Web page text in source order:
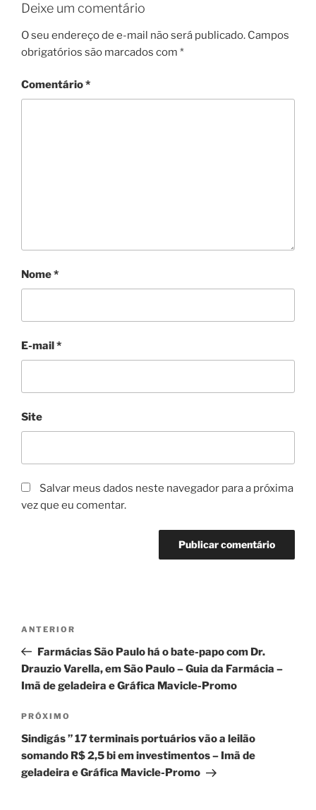
Deixe um comentário
O seu endereço de e-mail não será publicado. Campos
obrigatórios são marcados com *
Comentário*
Nome*
E-mail*
Site
Salvar meus dados neste navegador para a próxima
vez que eu comentar.
Post
Post
anterior
ANTERIOR
Farmácias São Paulo há o bate-papo com Dr.
Drauzio Varella, em São Paulo – Guia da Farmácia –
Imã de geladeira e Gráfica Mavicle-Promo
Próximo
post
PRÓXIMO
Sindigás ” 17 terminais portuários vão a leilão
somando R$ 2,5 bi em investimentos – Imã de
geladeira e Gráfica Mavicle-Promo